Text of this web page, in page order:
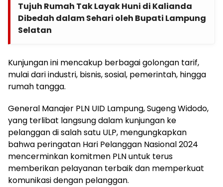
Tujuh Rumah Tak Layak Huni di Kalianda
Dibedah dalam Sehari oleh Bupati Lampung
Selatan
Kunjungan ini mencakup berbagai golongan tarif,
mulai dari industri, bisnis, sosial, pemerintah, hingga
rumah tangga.
General Manajer PLN UID Lampung, Sugeng Widodo,
yang terlibat langsung dalam kunjungan ke
pelanggan di salah satu ULP, mengungkapkan
bahwa peringatan Hari Pelanggan Nasional 2024
mencerminkan komitmen PLN untuk terus
memberikan pelayanan terbaik dan memperkuat
komunikasi dengan pelanggan.